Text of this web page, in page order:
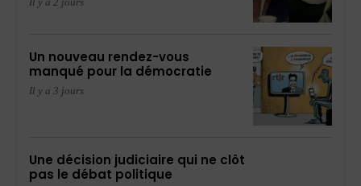
Un nouveau rendez-vous
manqué pour la démocratie
Il y a 3 jours
Une décision judiciaire qui ne clôt
pas le débat politique